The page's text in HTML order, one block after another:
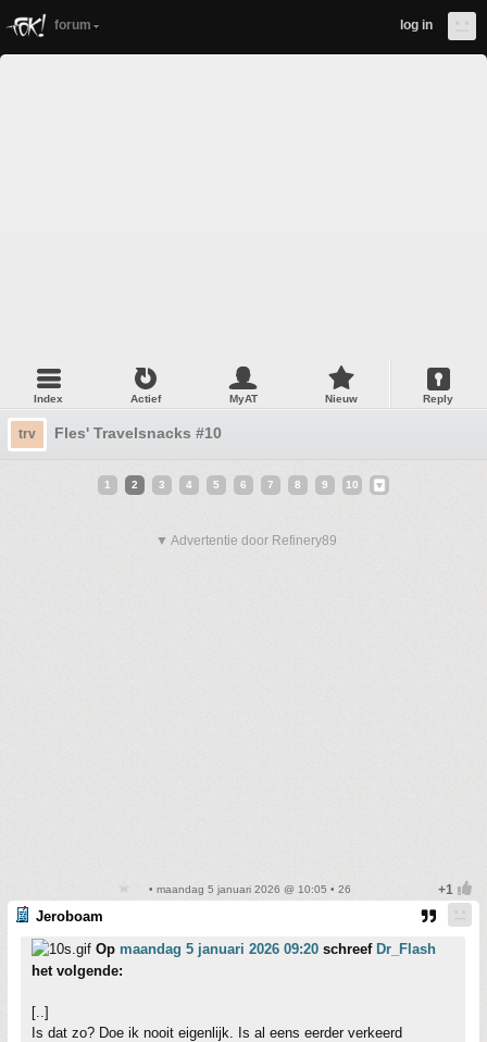
forum log in
Index Actief MyAT Nieuw Reply
trv Fles' Travelsnacks #10
1 2 3 4 5 6 7 8 9 10
▼ Advertentie door Refinery89
• maandag 5 januari 2026 @ 10:05 • 26
Jeroboam
Op maandag 5 januari 2026 09:20 schreef Dr_Flash
het volgende:
[..]
Is dat zo? Doe ik nooit eigenlijk. Is al eens eerder verkeerd